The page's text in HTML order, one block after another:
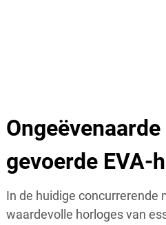
gevoerde EVA-
In de huidige concurrerende
waardevolle horloges van